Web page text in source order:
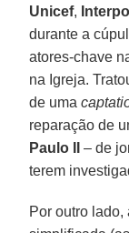
Unicef, Interpol
durante a
atores-chave
na Igreja.
de uma
reparação de
Paulo II
– de
terem
Por outro